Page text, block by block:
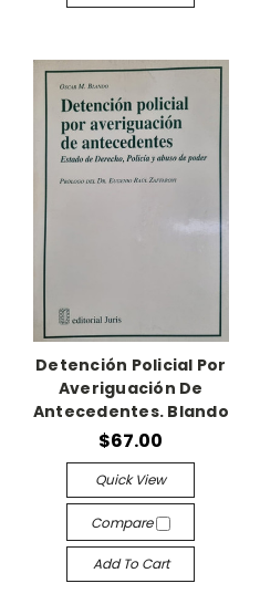
Detención Policial Por
Averiguación De
Antecedentes. Blando
$67.00
Quick View
Compare
Add To Cart